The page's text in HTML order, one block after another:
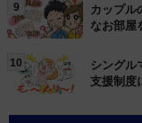
9
カップル
なお部屋
10
シングル
支援制度